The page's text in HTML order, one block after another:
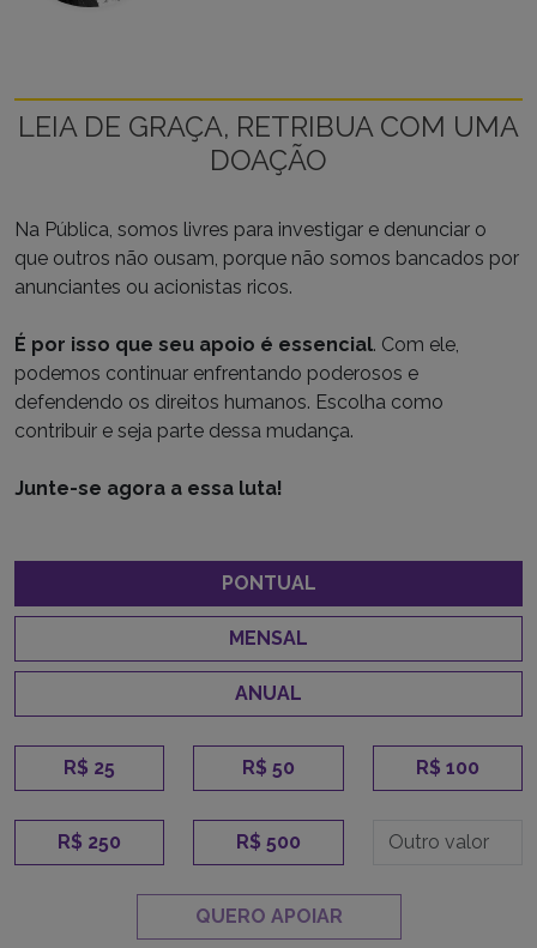
LEIA DE GRAÇA, RETRIBUA COM UMA
DOAÇÃO
Na Pública, somos livres para investigar e denunciar o
que outros não ousam, porque não somos bancados por
anunciantes ou acionistas ricos.
É por isso que seu apoio é essencial. Com ele,
podemos continuar enfrentando poderosos e
defendendo os direitos humanos. Escolha como
contribuir e seja parte dessa mudança.
Junte-se agora a essa luta!
PONTUAL
MENSAL
ANUAL
R$ 25 R$ 50 R$ 100
R$ 250 R$ 500
QUERO APOIAR